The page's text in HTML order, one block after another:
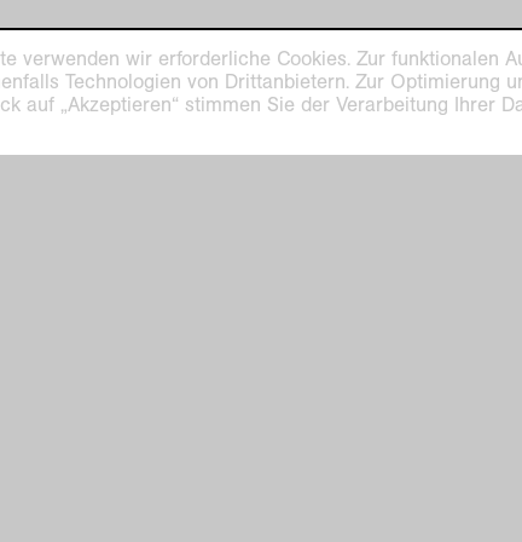
Museum
Platz 1
Kaiser Wilhelm
Haus Lange
verwenden wir erforderliche Cookies. Zur funktionalen
Technologien von Drittanbietern. Zur Optimierung
auf „Akzeptieren“ stimmen Sie der Verarbeitung Ihrer